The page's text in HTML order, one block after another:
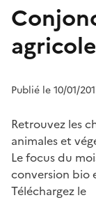
Publié le 10/01/
Retrouvez les
animales et
Le focus du
conversion bio
Téléchargez le